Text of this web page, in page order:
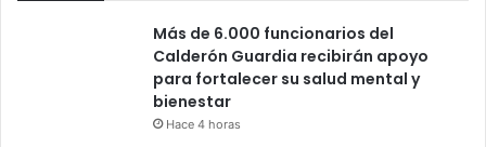
Más de 6.000 funcionarios del
Calderón Guardia recibirán apoyo
para fortalecer su salud mental y
bienestar
Hace 4 horas